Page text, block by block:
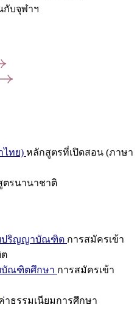
กับจุฬาฯ
ไทย) หลักสูตรที่เปิดสอน (ภาษา
ตรนานาชาติ
ปริญญาบัณฑิต การสมัครเข้า
บัณฑิตศึกษา การสมัครเข้า
าธรรมเนียมการศึกษา